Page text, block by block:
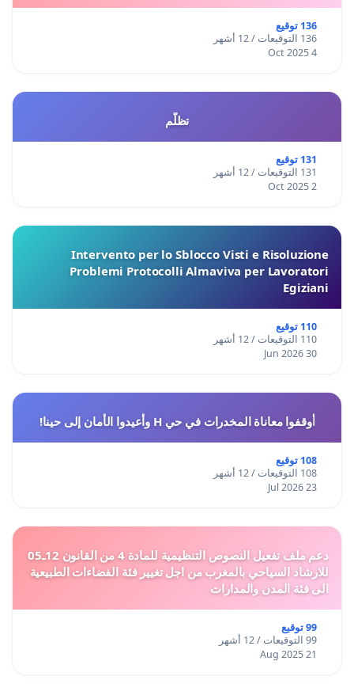
136 توقيع
136 التوقيعات / 12 أشهر
4 Oct 2025
تظلّم
131 توقيع
131 التوقيعات / 12 أشهر
2 Oct 2025
Intervento per lo Sblocco Visti e Risoluzione
Problemi Protocolli Almaviva per Lavoratori
Egiziani
110 توقيع
110 التوقيعات / 12 أشهر
30 Jun 2026
أوقفوا معاناة المخدرات في حي H وأعيدوا الأمان إلى حينا!
108 توقيع
108 التوقيعات / 12 أشهر
23 Jul 2026
دعم ملف تفعيل النصوص التنظيمية للمادة 4 من القانون 12ـ05
للارشاد السياحي بالمغرب من اجل تغيير فئة الفضاءات الطبيعية
الى فئة المدن والمدارات
99 توقيع
99 التوقيعات / 12 أشهر
21 Aug 2025